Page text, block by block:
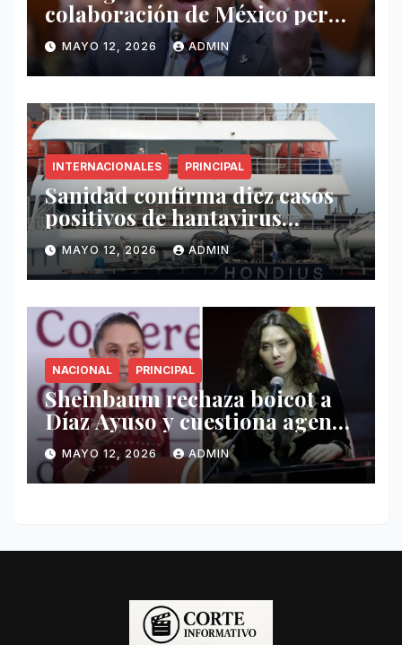
colaboración de México pero
exige mayor operatividad
antidrogas
MAYO 12, 2026 ADMIN
INTERNACIONALES PRINCIPAL
Sanidad confirma diez casos
positivos de hantavirus
vinculados al crucero MV
Hondius
MAYO 12, 2026 ADMIN
NACIONAL PRINCIPAL
Sheinbaum rechaza boicot a
Díaz Ayuso y cuestiona agenda
de funcionaria española
MAYO 12, 2026 ADMIN